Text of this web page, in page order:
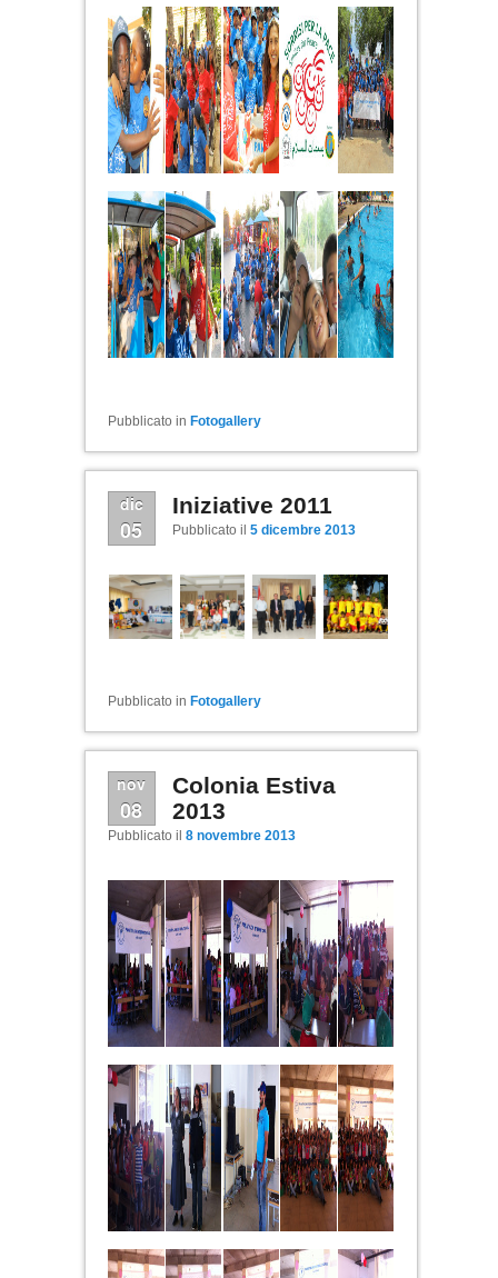
Pubblicato in Fotogallery
dic
05
Iniziative 2011
Pubblicato il 5 dicembre 2013
Pubblicato in Fotogallery
nov
08
Colonia Estiva
2013
Pubblicato il 8 novembre 2013